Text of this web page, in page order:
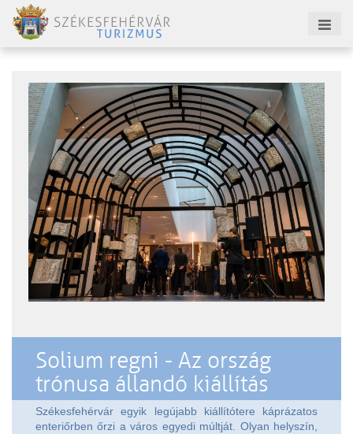
Solium regni - Az ország
trónusa állandó kiállítás
Székesfehérvár egyik legújabb kiállítótere káprázatos
enteriőrben őrzi a város egyedi múltját. Olyan helyszín,